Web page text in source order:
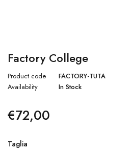
Factory College
Product code
FACTORY-TUTA
Availability
In Stock
€72,00
Taglia